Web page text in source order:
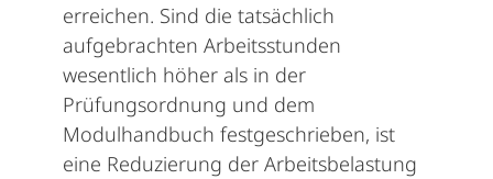
erreichen. Sind die tatsächlich
aufgebrachten Arbeitsstunden
wesentlich höher als in der
Prüfungsordnung und dem
Modulhandbuch festgeschrieben, ist
eine Reduzierung der Arbeitsbelastung